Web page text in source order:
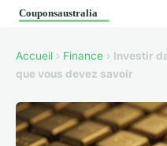
Accueil › Finance › Investir
que vous devez savoir